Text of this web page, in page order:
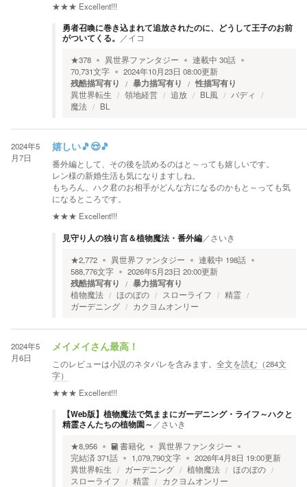
★★★ Excellent!!!
勇者召喚に巻き込まれて追放されたのに、どうして王子のお前
がついてくる。
／イコ
★378 異世界ファンタジー 連載中 30話
70,731文字 2024年10月23日 08:00更新
残酷描写有り 暴力描写有り 性描写有り
異世界転生 領地経営 追放 BL風
バディ
魔法
BL
2024年5
月7日
嬉しい🎵😍🎵
番外編として、その後を読めるのはと～っても嬉しいです。
レン様の新婚生活も気になりますしね。
もちろん、ハク君のお相手がどんな方になるのかもと～っても気
になるところです。
★★★ Excellent!!!
見守り人の独り言＆植物魔法・番外編／さいき
★2,772 異世界ファンタジー 連載中 198話
588,776文字 2026年5月23日 20:00更新
残酷描写有り 暴力描写有り
植物魔法 ほのぼの スローライフ
精霊
ガーデニング
カクヨムオンリー
2024年5
月6日
メイメイさん最高！
このレビューは小説のネタバレを含みます。 全文を読む（284文
字）
★★★ Excellent!!!
【Web版】植物魔法で気ままにガーデニング・ライフ～ハクと
精霊さんたちの植物園～ ／さいき
★8,956 書籍化
異世界ファンタジー
完結済371話 1,079,790文字 2026年4月8日 19:00更新
異世界転生
ガーデニング 植物魔法
ほのぼの
スローライフ
精霊 カクヨムオンリー